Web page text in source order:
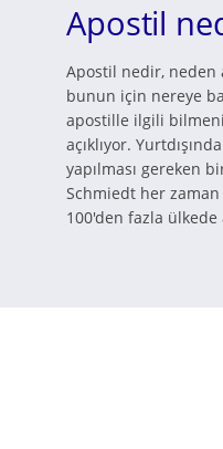
Apostil
Apostil nedir, neden
bunun için nereye
apostille ilgili
açıklıyor.
yapılması gereken
Schmiedt her zaman
100'den fazla